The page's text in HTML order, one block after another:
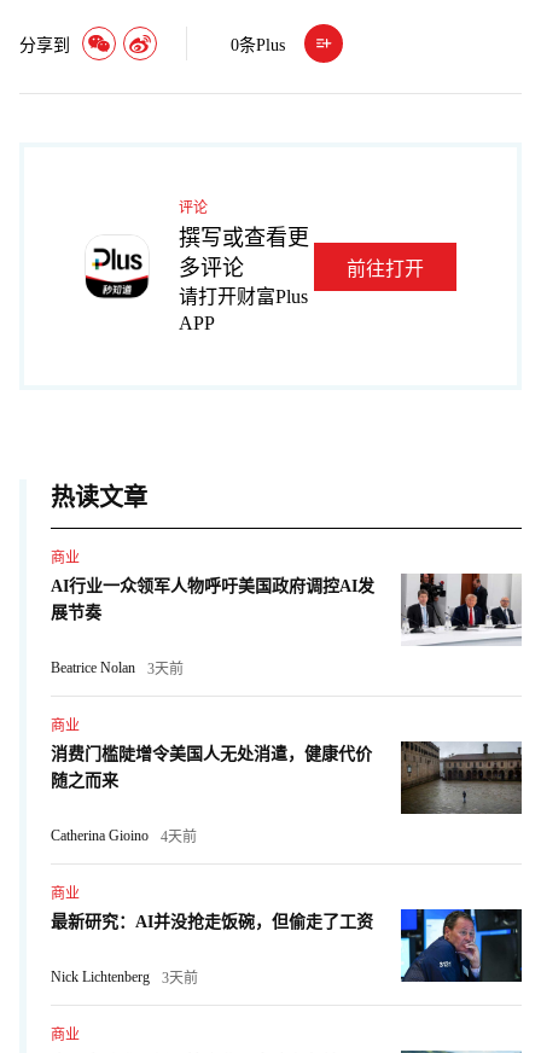
分享到 0条Plus
评论
撰写或查看更
多评论
请打开财富Plus
APP
前往打开
热读文章
商业
AI行业一众领军人物呼吁美国政府调控AI发
展节奏
Beatrice Nolan 3天前
商业
消费门槛陡增令美国人无处消遣，健康代价
随之而来
Catherina Gioino 4天前
商业
最新研究：AI并没抢走饭碗，但偷走了工资
Nick Lichtenberg 3天前
商业